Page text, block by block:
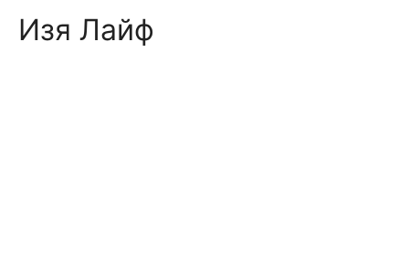
Изя Лайф